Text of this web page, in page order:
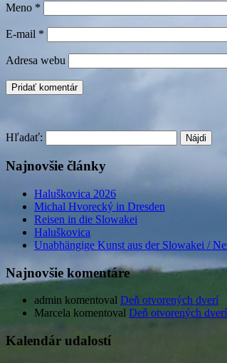
Meno *
E-mail *
Adresa webu
Hľadať:
Najnovšie články
Haluškovica 2026
Michal Hvorecký in Dresden
Reisen in die Slowakei
Haluškovica
Unabhängige Kunst aus der Slowakei /
Najnovšie komentáre
admin komentoval Deň otvorených dverí
Marcela komentoval Deň otvorených dverí
Kalendár udalostí